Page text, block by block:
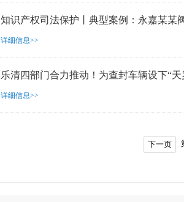
知识产权司法保护丨典型案例：永嘉某某
详细信息>>
乐清四部门合力推动！为查封车辆设下“天
详细信息>>
下一页